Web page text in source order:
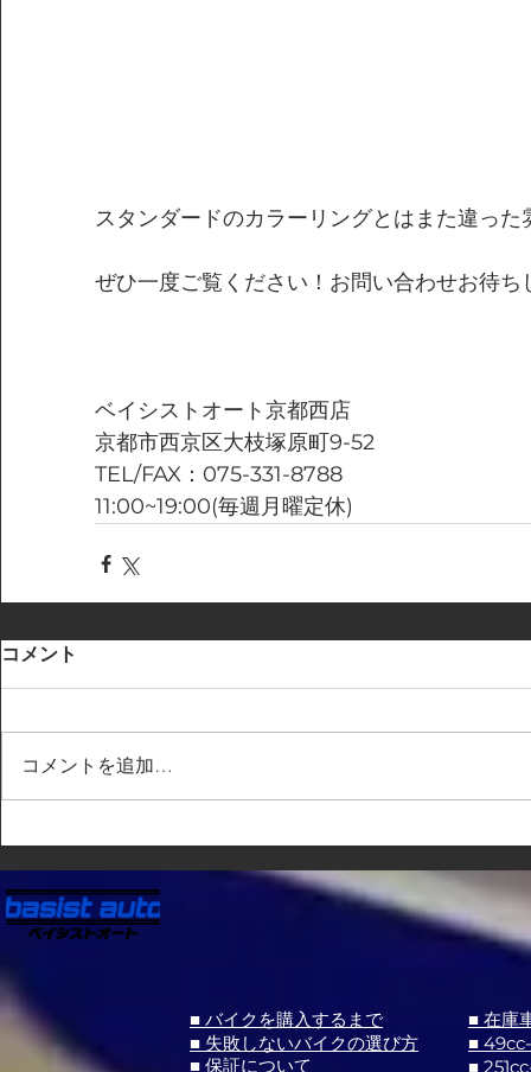
スタンダードのカラーリングとはまた違っ
ぜひ一度ご覧ください！お問い合わせお待ち
ベイシストオート京都西店
京都市西京区大枝塚原町9-52
TEL/FAX：075-331-8788
11:00~19:00(毎週月曜定休)
コメント
コメントを追加…
■ バイクを購入するまで
■ 失敗しないバイクの選び方
■ 保証について
■ 在庫
■
■